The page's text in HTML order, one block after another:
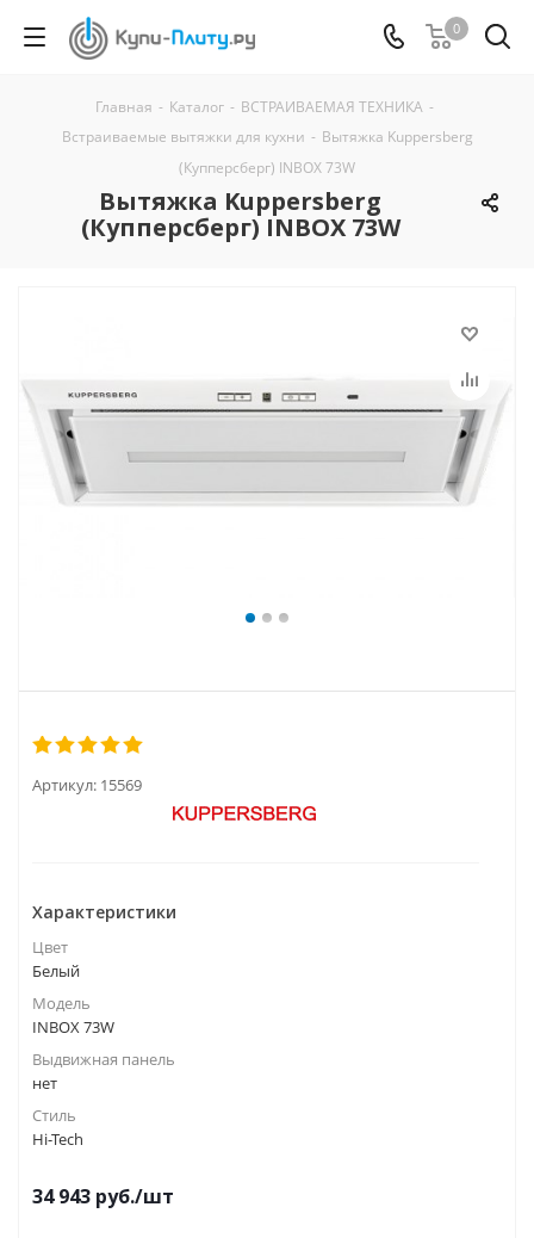
0
Главная - Каталог - ВСТРАИВАЕМАЯ ТЕХНИКА -
Встраиваемые вытяжки для кухни - Вытяжка Kuppersberg
(Купперсберг) INBOX 73W
Вытяжка Kuppersberg
(Купперсберг) INBOX 73W
Артикул: 15569
Характеристики
Цвет
Белый
Модель
INBOX 73W
Выдвижная панель
нет
Стиль
Hi-Tech
34 943 руб./шт